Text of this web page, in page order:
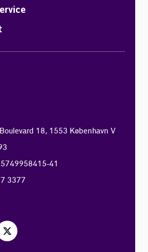
18, 1553 København V
41
3377